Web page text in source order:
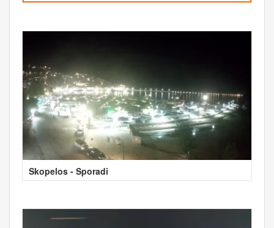
Skopelos - Sporadi